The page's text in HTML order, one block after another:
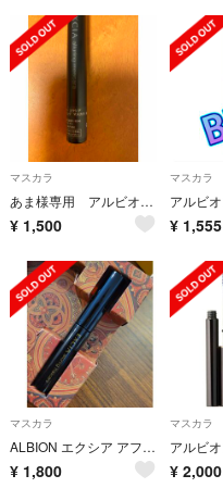
マスカラ
あま様専用 アルビオン アリューリング マスカラ
¥ 1,500
マスカラ
¥ 1,555
マスカラ
ALBION エクシア アフェール マスカラ 3.0g
¥ 1,800
マスカラ
¥ 2,000